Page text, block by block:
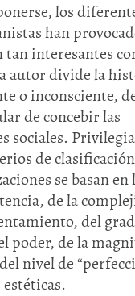
los
han
interesantes
autor divide la
o inconsciente,
de concebir las
sociales.
de
se basan en
de la
del
poder, de la
nivel de